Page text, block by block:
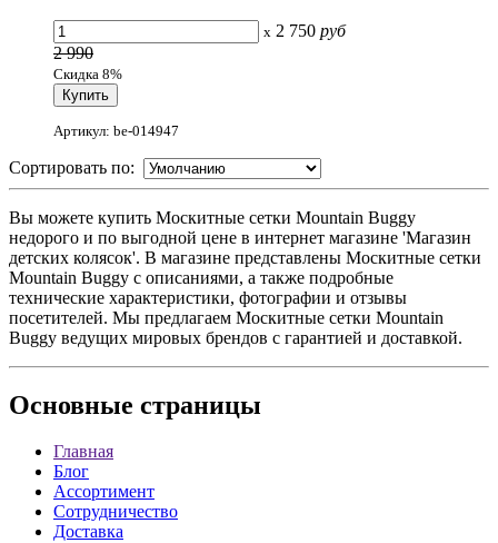
x 2 750 руб
2 990
Скидка 8%
Артикул: be-014947
Сортировать по:
Вы можете купить Москитные сетки Mountain Buggy
недорого и по выгодной цене в интернет магазине 'Магазин
детских колясок'. В магазине представлены Москитные сетки
Mountain Buggy с описаниями, а также подробные
технические характеристики, фотографии и отзывы
посетителей. Мы предлагаем Москитные сетки Mountain
Buggy ведущих мировых брендов с гарантией и доставкой.
Основные страницы
Главная
Блог
Ассортимент
Сотрудничество
Доставка